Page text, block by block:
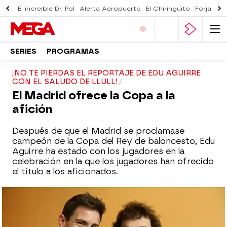
El increíble Dr. Pol Alerta Aeropuerto El Chiringuito Forjado
SERIES PROGRAMAS
¡NO TE PIERDAS EL REPORTAJE DE EDU AGUIRRE
CON EL SALUDO DE LLULL!
El Madrid ofrece la Copa a la
afición
Después de que el Madrid se proclamase
campeón de la Copa del Rey de baloncesto, Edu
Aguirre ha estado con los jugadores en la
celebración en la que los jugadores han ofrecido
el título a los aficionados.